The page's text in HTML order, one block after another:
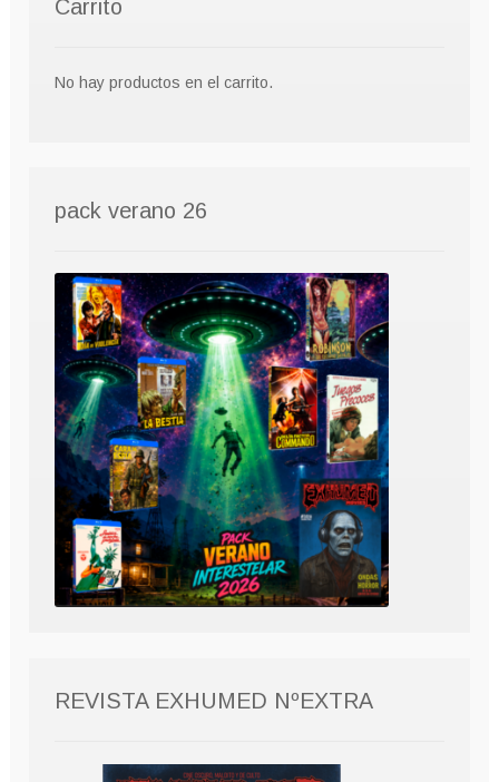
Carrito
No hay productos en el carrito.
pack verano 26
REVISTA EXHUMED NºEXTRA